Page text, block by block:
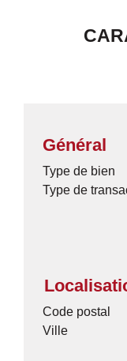
Général
Type de bien
Type de
Code postal
Ville